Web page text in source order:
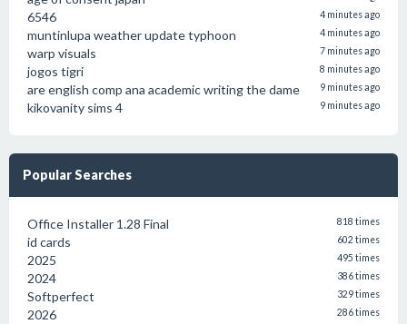
6546 4 minutes ago
muntinlupa weather update typhoon 4 minutes ago
warp visuals 7 minutes ago
jogos tigri 8 minutes ago
are english comp ana academic writing the dame 9 minutes ago
kikovanity sims 4 9 minutes ago
Popular Searches
Office Installer 1.28 Final 818 times
id cards 602 times
2025 495 times
2024 386 times
Softperfect 329 times
2026 286 times